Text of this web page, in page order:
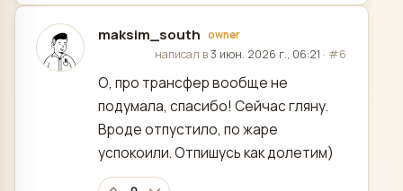
maksim_south owner
отредактировано
написал в3 июн. 2026 г., 06:21 · #6
О, про трансфер вообще не
подумала, спасибо! Сейчас гляну.
Вроде отпустило, по жаре
успокоили. Отпишусь как долетим)